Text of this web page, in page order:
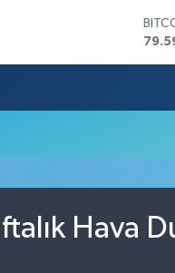
Hava